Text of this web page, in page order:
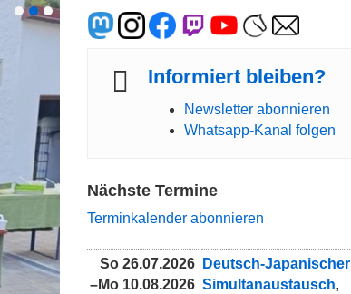
Informiert bleiben?
Newsletter abonnieren
Whatsapp-Kanal folgen
Nächste Termine
Terminkalender abonnieren
So 26.07.2026
–Mo 10.08.2026
Deutsch-Japanischer
Simultanaustausch,